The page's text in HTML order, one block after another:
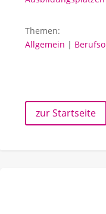
Themen:
Allgemein |
zur Startseite